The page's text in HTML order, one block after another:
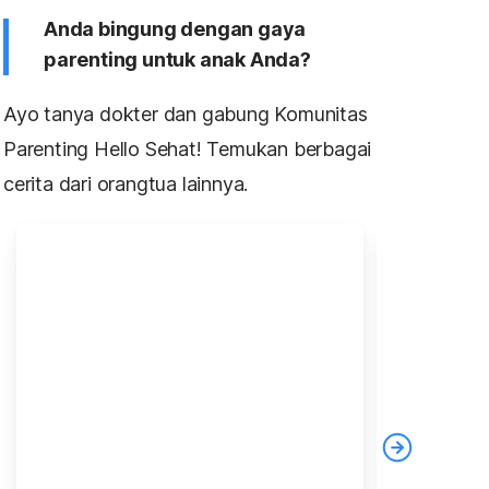
Anda bingung dengan gaya
parenting untuk anak Anda?
Ayo tanya dokter dan gabung Komunitas
Parenting Hello Sehat! Temukan berbagai
cerita dari orangtua lainnya.